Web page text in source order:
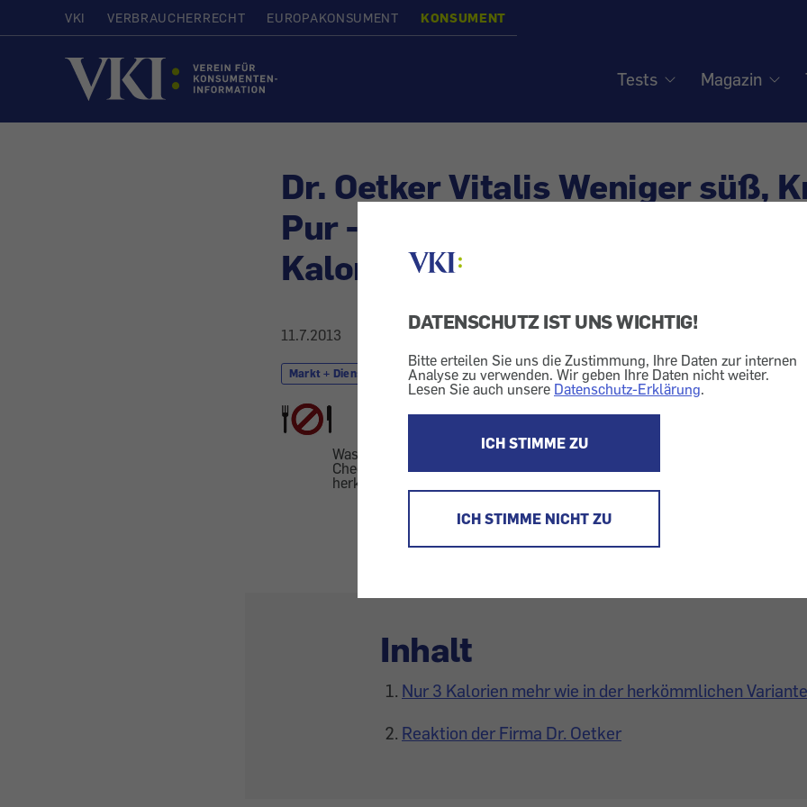
DATENSCHUTZ IST UNS WICHTIG!
Bitte erteilen Sie uns die Zustimmung, Ihre Daten zur internen
Analyse zu verwenden. Wir geben Ihre Daten nicht weiter.
Lesen Sie auch unsere Datenschutz-Erklärung.
ICH STIMME ZU
ICH STIMME NICHT ZU
VKI VERBRAUCHERRECHT EUROPAKONSUMENT KONSUMENT
Startseite
Tests Magazin
Dr. Oetker Vitalis Weniger süß,
Pur - Weniger Zucker – kaum
Kalorien
11.7.2013
Markt + Dienstleistung Verpackung Essen + Trinken Zucker
Was Konsumenten alles versprochen und dann nicht gehalten wird.
Check: Ein zuckerreduziertes Knusper-Müsli, das fast genauso viele
herkömmliches.
Inhalt
Nur 3 Kalorien mehr wie in der herkömmlichen Variante
Reaktion der Firma Dr. Oetker